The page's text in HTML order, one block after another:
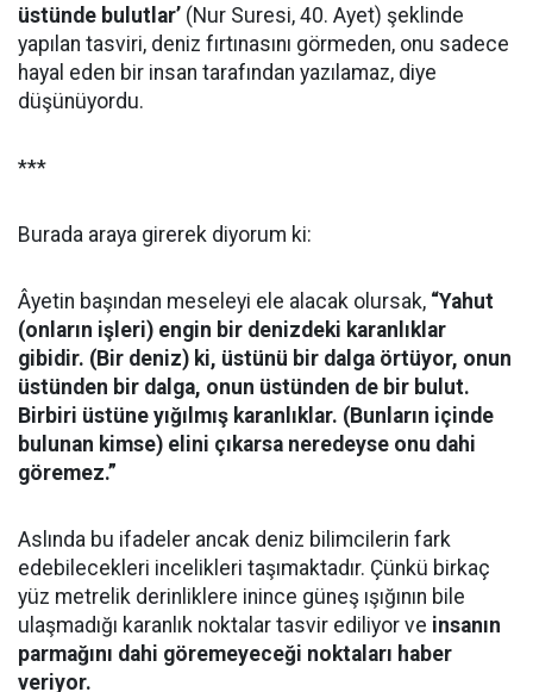
üstünde bulutlar’ (Nur Suresi, 40. Ayet) şeklinde
yapılan tasviri, deniz fırtınasını görmeden, onu sadece
hayal eden bir insan tarafından yazılamaz, diye
düşünüyordu.
***
Burada araya girerek diyorum ki:
Âyetin başından meseleyi ele alacak olursak, “Yahut
(onların işleri) engin bir denizdeki karanlıklar
gibidir. (Bir deniz) ki, üstünü bir dalga örtüyor, onun
üstünden bir dalga, onun üstünden de bir bulut.
Birbiri üstüne yığılmış karanlıklar. (Bunların içinde
bulunan kimse) elini çıkarsa neredeyse onu dahi
göremez.”
Aslında bu ifadeler ancak deniz bilimcilerin fark
edebilecekleri incelikleri taşımaktadır. Çünkü birkaç
yüz metrelik derinliklere inince güneş ışığının bile
ulaşmadığı karanlık noktalar tasvir ediliyor ve insanın
parmağını dahi göremeyeceği noktaları haber
veriyor.